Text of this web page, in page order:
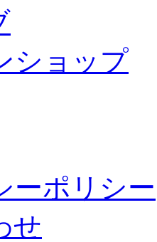
ショップ
ーポリシー
せ